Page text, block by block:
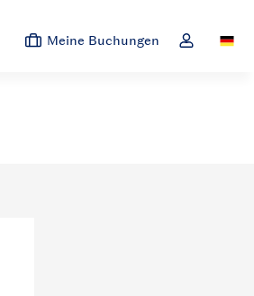
Meine Buchungen Dropdown-